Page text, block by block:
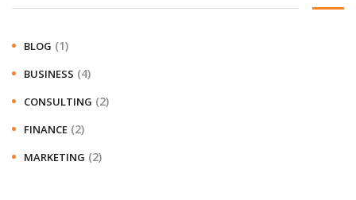
BLOG (1)
BUSINESS (4)
CONSULTING (2)
FINANCE (2)
MARKETING (2)